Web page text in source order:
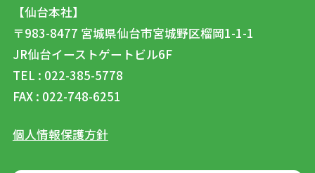
【仙台本社】
〒983-8477 宮城県仙台市宮城野区榴岡1-1-1
JR仙台イーストゲートビル6F
TEL : 022-385-5778
FAX : 022-748-6251
個人情報保護方針